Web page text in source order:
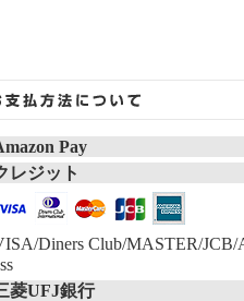
Pay
レジット
Diners Club/MASTER/JCB/
菱UFJ銀行